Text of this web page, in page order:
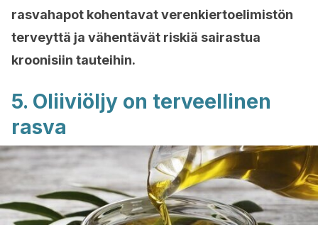
rasvahapot kohentavat verenkiertoelimistön
terveyttä ja vähentävät riskiä sairastua
kroonisiin tauteihin.
5. Oliiviöljy on terveellinen
rasva